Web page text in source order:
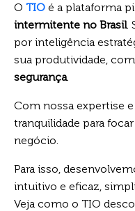
O TIO é a plataforma
intermitente no Brasil.
por inteligência
sua produtividade,
segurança.
Com nossa expertise
tranquilidade para
negócio.
Para isso,
intuitivo e eficaz,
Veja como o TIO